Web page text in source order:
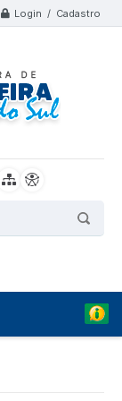
Login / Cadastro